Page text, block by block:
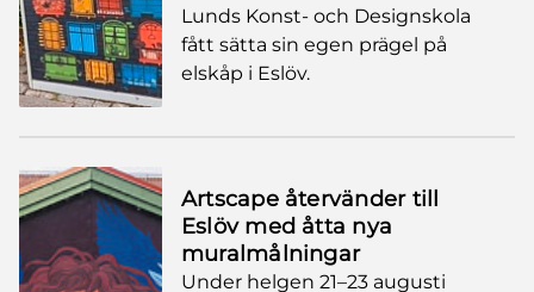
Lunds Konst- och Designskola
fått sätta sin egen prägel på
elskåp i Eslöv.
Artscape återvänder till
Eslöv med åtta nya
muralmålningar
Under helgen 21–23 augusti